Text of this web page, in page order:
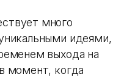
много
идеями,
выхода на
момент, когда